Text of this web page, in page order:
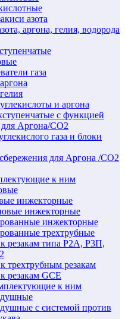
азота
аргона, гелия, водорода
газа
и аргона
c функцией
для Аргона/СО2
газа и блоки
для Аргона /СО2
к ним
инжекторные
инжекторные
инжекторные
трехтрубные
резакам типа Р2А, Р3П,
трехтрубным резакам
резакам GCE
к ним
с системой против